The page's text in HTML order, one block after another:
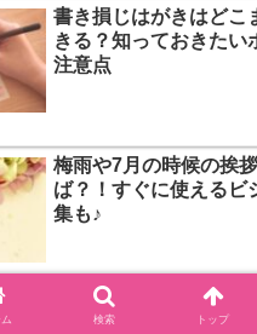
書き損じはがきはどこ
きる？知っておきたい
注意点
梅雨や7月の時候の挨
ば？！すぐに使えるビ
集も♪
お蔵入りの意味を例文
検索 トップ